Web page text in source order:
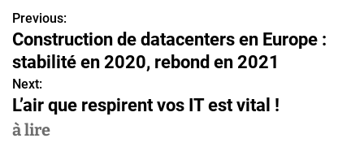
N
a
v
i
Previous:
Construction de datacenters en Europe :
stabilité en 2020, rebond en 2021
Next:
L’air que respirent vos IT est vital !
à lire